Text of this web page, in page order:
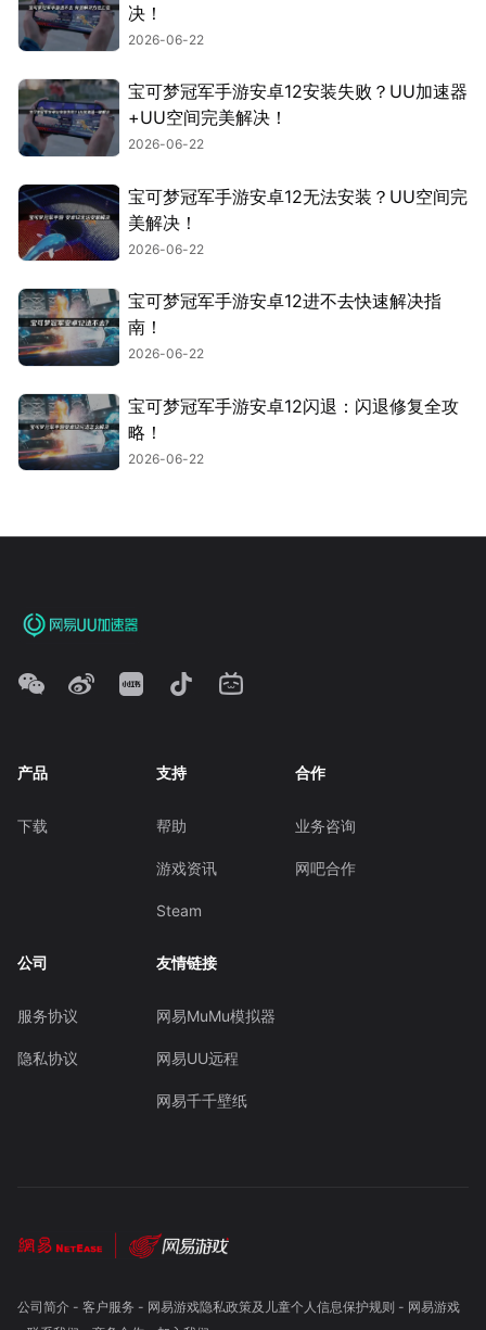
决！
2026-06-22
宝可梦冠军手游安卓12安装失败？UU加速器
+UU空间完美解决！
2026-06-22
宝可梦冠军手游安卓12无法安装？UU空间完
美解决！
2026-06-22
宝可梦冠军手游安卓12进不去快速解决指
南！
2026-06-22
宝可梦冠军手游安卓12闪退：闪退修复全攻
略！
2026-06-22
产品
下载
支持
帮助
游戏资讯
Steam
合作
业务咨询
网吧合作
公司
服务协议
隐私协议
友情链接
网易MuMu模拟器
网易UU远程
网易千千壁纸
公司简介- 客户服务 - 网易游戏隐私政策及儿童个人信息保护规则 - 网易游戏